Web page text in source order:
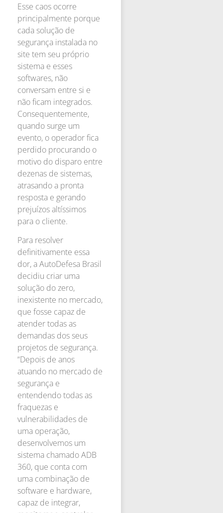
Esse caos ocorre
principalmente porque
cada solução de
segurança instalada no
site tem seu próprio
sistema e esses
softwares, não
conversam entre si e
não ficam integrados.
Consequentemente,
quando surge um
evento, o operador fica
perdido procurando o
motivo do disparo entre
dezenas de sistemas,
atrasando a pronta
resposta e gerando
prejuízos altíssimos
para o cliente.
Para resolver
definitivamente essa
dor, a AutoDefesa Brasil
decidiu criar uma
solução do zero,
inexistente no mercado,
que fosse capaz de
atender todas as
demandas dos seus
projetos de segurança.
“Depois de anos
atuando no mercado de
segurança e
entendendo todas as
fraquezas e
vulnerabilidades de
uma operação,
desenvolvemos um
sistema chamado ADB
360, que conta com
uma combinação de
software e hardware,
capaz de integrar,